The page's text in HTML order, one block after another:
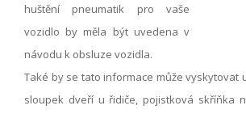
huštění pneumatik pro vaše
vozidlo by měla být uvedena v
návodu k obsluze vozidla.
Také by se tato informace může vyskytovat
sloupek dveří u řidiče, pojistková skříňka